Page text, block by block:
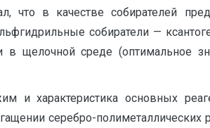
что в качестве собирателей
собиратели —
в щелочной среде (оптимальное
и характеристика основных
серебро-